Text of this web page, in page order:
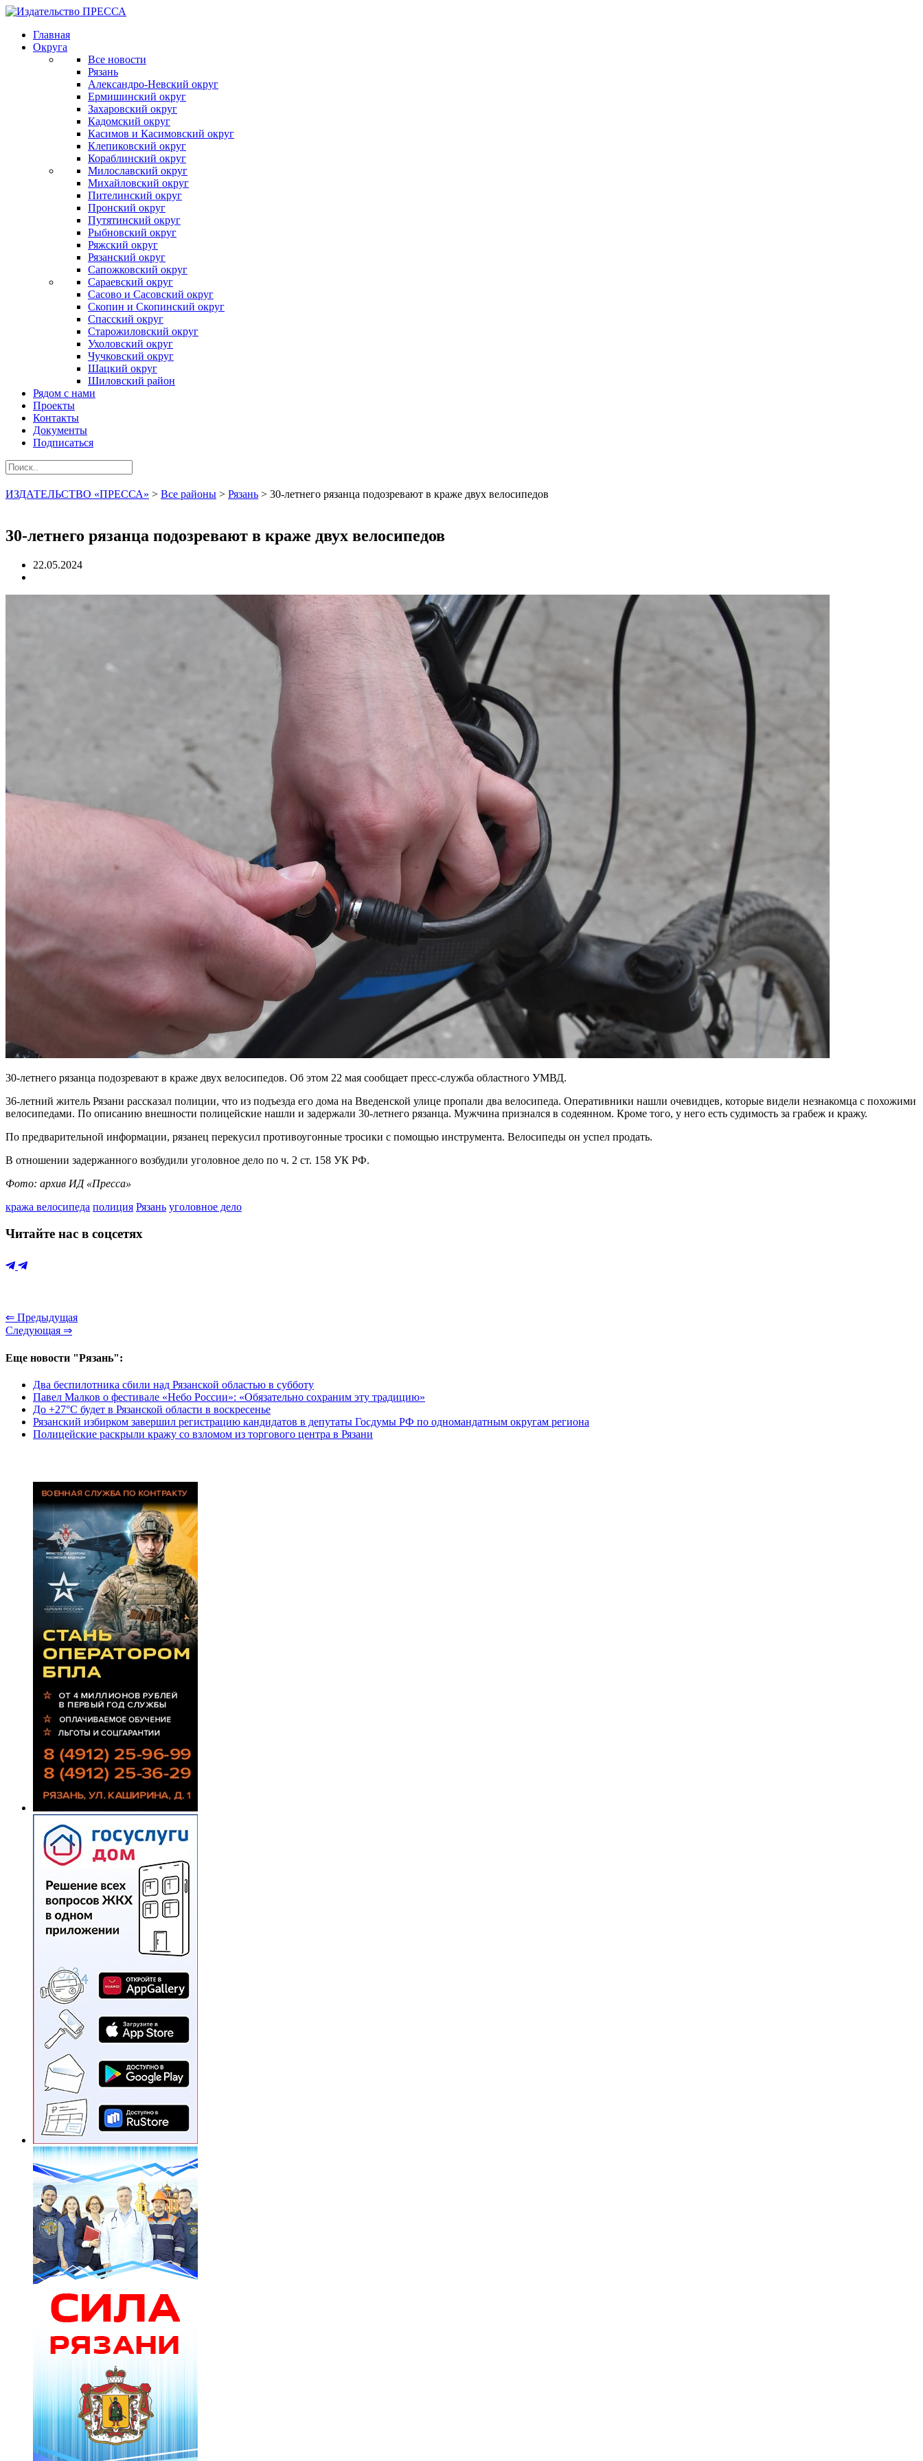
Главная
Округа
Все новости
Рязань
Александро-Невский округ
Ермишинский округ
Захаровский округ
Кадомский округ
Касимов и Касимовский округ
Клепиковский округ
Кораблинский округ
Милославский округ
Михайловский округ
Пителинский округ
Пронский округ
Путятинский округ
Рыбновский округ
Ряжский округ
Рязанский округ
Сапожковский округ
Сараевский округ
Сасово и Сасовский округ
Скопин и Скопинский округ
Спасский округ
Старожиловский округ
Ухоловский округ
Чучковский округ
Шацкий округ
Шиловский район
Рядом с нами
Проекты
Контакты
Документы
Подписаться
ИЗДАТЕЛЬСТВО «ПРЕССА» > Все районы > Рязань > 30-летнего рязанца подозревают в краже двух велосипедов
30-летнего рязанца подозревают в краже двух велосипедов
22.05.2024
30-летнего рязанца подозревают в краже двух велосипедов. Об этом 22 мая сообщает пресс-служба областного УМВД.
36-летний житель Рязани рассказал полиции, что из подъезда его дома на Введенской улице пропали два велосипеда. Оперативники нашли очевидцев, которые видели незнакомца с похожими
велосипедами. По описанию внешности полицейские нашли и задержали 30-летнего рязанца. Мужчина признался в содеянном. Кроме того, у него есть судимость за грабеж и кражу.
По предварительной информации, рязанец перекусил противоугонные тросики с помощью инструмента. Велосипеды он успел продать.
В отношении задержанного возбудили уголовное дело по ч. 2 ст. 158 УК РФ.
Фото: архив ИД «Пресса»
кража велосипеда полиция Рязань уголовное дело
Читайте нас в соцсетях
⇐ Предыдущая
Следующая ⇒
Еще новости "Рязань":
Два беспилотника сбили над Рязанской областью в субботу
Павел Малков о фестивале «Небо России»: «Обязательно сохраним эту традицию»
До +27°С будет в Рязанской области в воскресенье
Рязанский избирком завершил регистрацию кандидатов в депутаты Госдумы РФ по одномандатным округам региона
Полицейские раскрыли кражу со взломом из торгового центра в Рязани